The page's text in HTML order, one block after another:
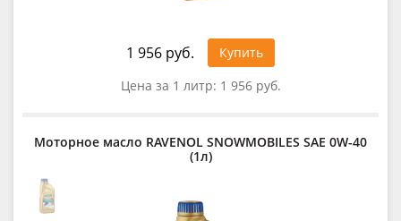
1 956 руб.
Купить
Цена за 1 литр: 1 956 руб.
Моторное масло RAVENOL SNOWMOBILES SAE 0W-40
(1л)